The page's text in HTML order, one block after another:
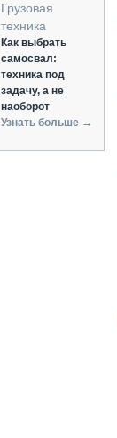
Грузовая
техника
Как выбрать
самосвал:
техника под
задачу, а не
наоборот
Узнать больше →